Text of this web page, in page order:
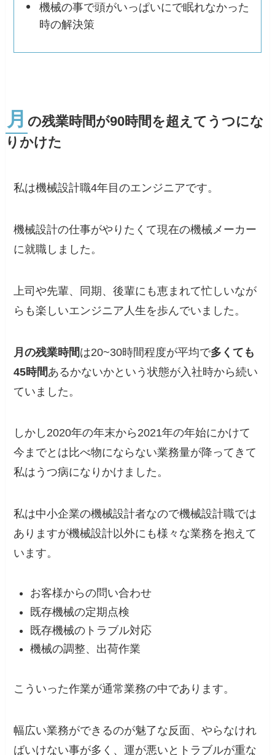
機械の事で頭がいっぱいにで眠れなかった
時の解決策
月 の残業時間が90時間を超えてうつにな
りかけた
私は機械設計職4年目のエンジニアです。
機械設計の仕事がやりたくて現在の機械メーカー
に就職しました。
上司や先輩、同期、後輩にも恵まれて忙しいなが
らも楽しいエンジニア人生を歩んでいました。
月の残業時間は20~30時間程度が平均で多くても
45時間あるかないかという状態が入社時から続い
ていました。
しかし2020年の年末から2021年の年始にかけて
今までとは比べ物にならない業務量が降ってきて
私はうつ病になりかけました。
私は中小企業の機械設計者なので機械設計職では
ありますが機械設計以外にも様々な業務を抱えて
います。
お客様からの問い合わせ
既存機械の定期点検
既存機械のトラブル対応
機械の調整、出荷作業
こういった作業が通常業務の中であります。
幅広い業務ができるのが魅了な反面、やらなけれ
ばいけない事が多く、運が悪いとトラブルが重な